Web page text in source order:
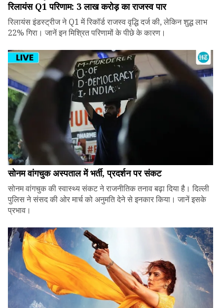
रिलायंस Q1 परिणाम: ₹3 लाख करोड़ का राजस्व पार
रिलायंस इंडस्ट्रीज ने Q1 में रिकॉर्ड राजस्व वृद्धि दर्ज की, लेकिन शुद्ध लाभ
22% गिरा। जानें इन मिश्रित परिणामों के पीछे के कारण।
सोनम वांगचुक अस्पताल में भर्ती, प्रदर्शन पर संकट
सोनम वांगचुक की स्वास्थ्य संकट ने राजनीतिक तनाव बढ़ा दिया है। दिल्ली
पुलिस ने संसद की ओर मार्च को अनुमति देने से इनकार किया। जानें इसके
प्रभाव।